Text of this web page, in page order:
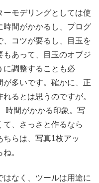
モデリングとしては使
時間がかかるし、プログ
、コツが要るし、目玉を
あって、目玉のオブジ
に調整することも必
多いです。確かに、正
るとは思うのですが。
時間がかかる印象。写
、さっさと作るなら
らは、写真1枚アッ
。
なく、ツールは用途に